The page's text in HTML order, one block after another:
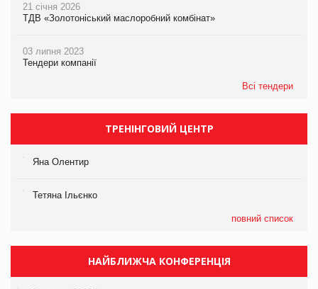
21 січня 2026
ТДВ «Золотоніський маслоробний комбінат»
03 липня 2023
Тендери компанії
Всі тендери
ТРЕНІНГОВИЙ ЦЕНТР
Яна Олентир
Тетяна Ільєнко
повний список
НАЙБЛИЖЧА КОНФЕРЕНЦІЯ